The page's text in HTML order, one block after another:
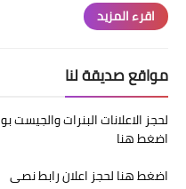
اقرء المزيد
مواقع صديقة لنا
اضغط هنا
اضغط هنا لحجز اعلان رابط نصى